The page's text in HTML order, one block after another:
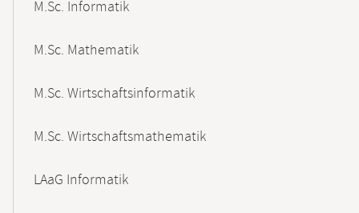
M.Sc. Informatik
M.Sc. Mathematik
M.Sc. Wirtschaftsinformatik
M.Sc. Wirtschaftsmathematik
LAaG Informatik